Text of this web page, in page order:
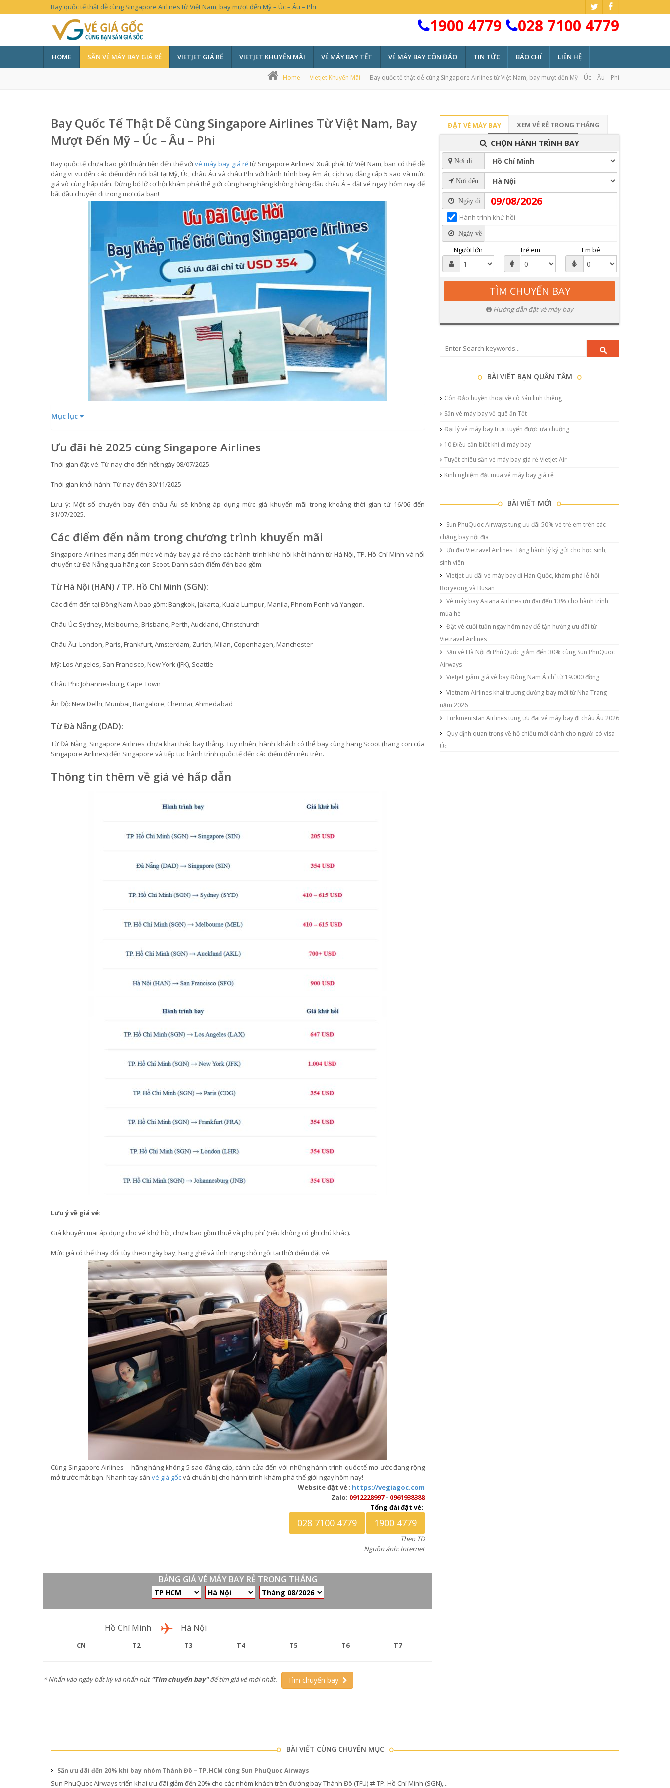
Bay quốc tế thật dễ cùng Singapore Airlines từ Việt Nam, bay mượt đến Mỹ – Úc – Âu – Phi
1900 4779 028 7100 4779
HOME SĂN VÉ MÁY BAY GIÁ RẺ VIETJET GIÁ RẺ VIETJET KHUYẾN MÃI VÉ MÁY BAY TẾT VÉ MÁY BAY CÔN ĐẢO TIN TỨC BÁO CHÍ LIÊN HỆ
Home Vietjet Khuyến Mãi Bay quốc tế thật dễ cùng Singapore Airlines từ Việt Nam, bay mượt đến Mỹ – Úc – Âu – Phi
Bay Quốc Tế Thật Dễ Cùng Singapore Airlines Từ Việt Nam, Bay
Mượt Đến Mỹ – Úc – Âu – Phi
Bay quốc tế chưa bao giờ thuận tiện đến thế vớivé máy bay giá rẻtừ Singapore Airlines! Xuất phát từ Việt Nam, bạn có thể dễ
dàng vi vu đến các điểm đến nổi bật tại Mỹ, Úc, châu Âu và châu Phi với hành trình bay êm ái, dịch vụ đẳng cấp 5 sao và mức
giá vô cùng hấp dẫn. Đừng bỏ lỡ cơ hội khám phá thế giới cùng hãng hàng không hàng đầu châu Á – đặt vé ngay hôm nay để
bắt đầu chuyến đi trong mơ của bạn!
Mục lục
Ưu đãi hè 2025 cùng Singapore Airlines
Thời gian đặt vé: Từ nay cho đến hết ngày 08/07/2025.
Thời gian khởi hành: Từ nay đến 30/11/2025
Lưu ý: Một số chuyến bay đến châu Âu sẽ không áp dụng mức giá khuyến mãi trong khoảng thời gian từ 16/06 đến
31/07/2025.
Các điểm đến nằm trong chương trình khuyến mãi
Singapore Airlines mang đến mức vé máy bay giá rẻ cho các hành trình khứ hồi khởi hành từ Hà Nội, TP. Hồ Chí Minh và nối
chuyến từ Đà Nẵng qua hãng con Scoot. Danh sách điểm đến bao gồm:
Từ Hà Nội (HAN) / TP. Hồ Chí Minh (SGN):
Các điểm đến tại Đông Nam Á bao gồm: Bangkok, Jakarta, Kuala Lumpur, Manila, Phnom Penh và Yangon.
Châu Úc: Sydney, Melbourne, Brisbane, Perth, Auckland, Christchurch
Châu Âu: London, Paris, Frankfurt, Amsterdam, Zurich, Milan, Copenhagen, Manchester
Mỹ: Los Angeles, San Francisco, New York (JFK), Seattle
Châu Phi: Johannesburg, Cape Town
Ấn Độ: New Delhi, Mumbai, Bangalore, Chennai, Ahmedabad
Từ Đà Nẵng (DAD):
Từ Đà Nẵng, Singapore Airlines chưa khai thác bay thẳng. Tuy nhiên, hành khách có thể bay cùng hãng Scoot (hãng con của
Singapore Airlines) đến Singapore và tiếp tục hành trình quốc tế đến các điểm đến nêu trên.
Thông tin thêm về giá vé hấp dẫn
Lưu ý về giá vé:
Giá khuyến mãi áp dụng cho vé khứ hồi, chưa bao gồm thuế và phụ phí (nếu không có ghi chú khác).
Mức giá có thể thay đổi tùy theo ngày bay, hạng ghế và tình trạng chỗ ngồi tại thời điểm đặt vé.
Cùng Singapore Airlines – hãng hàng không 5 sao đẳng cấp, cánh cửa đến với những hành trình quốc tế mơ ước đang rộng
mở trước mắt bạn. Nhanh tay săn vé giá gốcvà chuẩn bị cho hành trình khám phá thế giới ngay hôm nay!
Website đặt vé : https://vegiagoc.com
Zalo: 0912228997- 0961938388
Tổng đài đặt vé:
028 7100 4779 1900 4779
Theo TD
Nguồn ảnh: Internet
BẢNG GIÁ VÉ MÁY BAY RẺ TRONG THÁNG
Hồ Chí Minh Hà Nội
CN T2 T3 T4 T5 T6 T7
* Nhấn vào ngày bất kỳ và nhấn nút "Tìm chuyến bay"để tìm giá vé mới nhất. Tìm chuyến bay
ĐẶT VÉ MÁY BAY XEM VÉ RẺ TRONG THÁNG
CHỌN HÀNH TRÌNH BAY
Nơi đi
Nơi đến
Ngày đi
Hành trình khứ hồi
Ngày về
Người lớn Trẻ em Em bé
Hướng dẫn đặt vé máy bay
BÀI VIẾT BẠN QUÂN TÂM
Côn Đảo huyền thoại về cô Sáu linh thiêng
Săn vé máy bay về quê ăn Tết
Đại lý vé máy bay trực tuyến được ưa chuộng
10 Điều cần biết khi đi máy bay
Tuyệt chiêu săn vé máy bay giá rẻ VietJet Air
Kinh nghiệm đặt mua vé máy bay giá rẻ
BÀI VIẾT MỚI
Sun PhuQuoc Airways tung ưu đãi 50% vé trẻ em trên các
chặng bay nội địa
Ưu đãi Vietravel Airlines: Tặng hành lý ký gửi cho học sinh,
sinh viên
Vietjet ưu đãi vé máy bay đi Hàn Quốc, khám phá lễ hội
Boryeong và Busan
Vé máy bay Asiana Airlines ưu đãi đến 13% cho hành trình
mùa hè
Đặt vé cuối tuần ngay hôm nay để tận hưởng ưu đãi từ
Vietravel Airlines
Săn vé Hà Nội đi Phú Quốc giảm đến 30% cùng Sun PhuQuoc
Airways
Vietjet giảm giá vé bay Đông Nam Á chỉ từ 19.000 đồng
Vietnam Airlines khai trương đường bay mới từ Nha Trang
năm 2026
Turkmenistan Airlines tung ưu đãi vé máy bay đi châu Âu 2026
Quy định quan trọng về hộ chiếu mới dành cho người có visa
Úc
BÀI VIẾT CÙNG CHUYÊN MỤC
Săn ưu đãi đến 20% khi bay nhóm Thành Đô – TP.HCM cùng Sun PhuQuoc Airways
Sun PhuQuoc Airways triển khai ưu đãi giảm đến 20% cho các nhóm khách trên đường bay Thành Đô (TFU) ⇄ TP. Hồ Chí Minh (SGN),...